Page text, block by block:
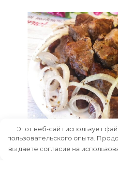
Шашлык в духовке
подушке, рецепт с
Этот веб-сайт использует
пользовательского опыта.
вы даете согласие на